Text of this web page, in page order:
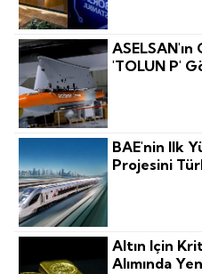
'TOLUN P'
BAE'nin Ilk
Projesini
Altın Için
Alımında